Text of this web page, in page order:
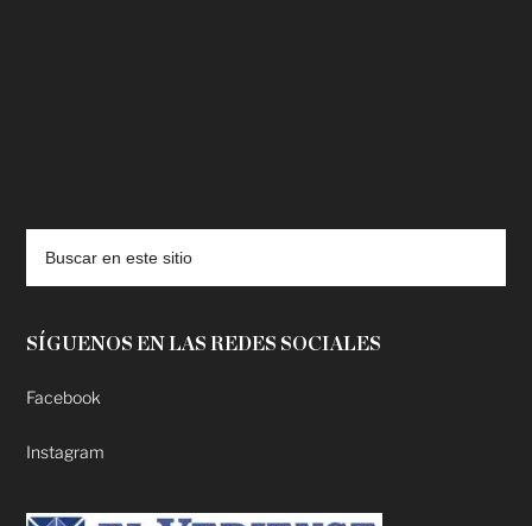
SÍGUENOS EN LAS REDES SOCIALES
Facebook
Instagram